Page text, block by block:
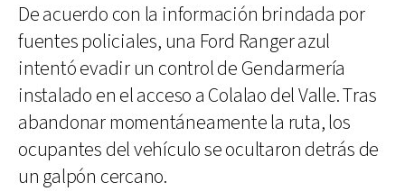
De acuerdo con la información brindada por
fuentes policiales, una Ford Ranger azul
intentó evadir un control de Gendarmería
instalado en el acceso a Colalao del Valle. Tras
abandonar momentáneamente la ruta, los
ocupantes del vehículo se ocultaron detrás de
un galpón cercano.